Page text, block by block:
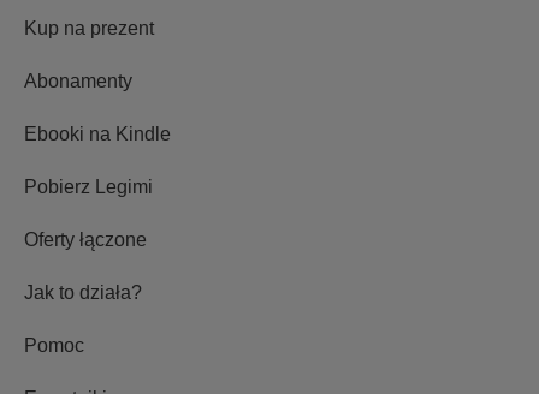
Kup na prezent
Abonamenty
Ebooki na Kindle
Pobierz Legimi
Oferty łączone
Jak to działa?
Pomoc